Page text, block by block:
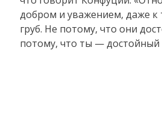
добром и уважением, даже к
груб. Не потому, что они
потому, что ты — достойный